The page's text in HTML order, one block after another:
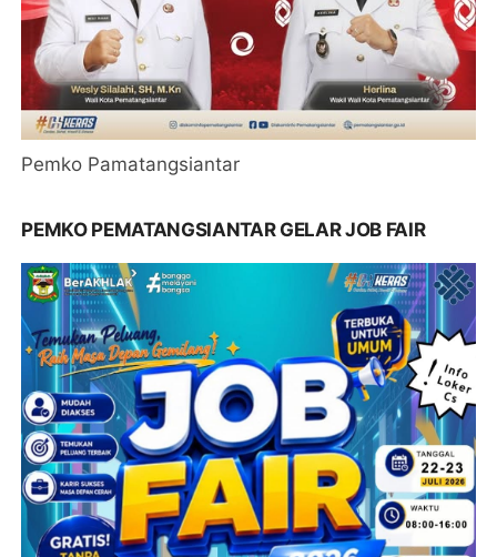
Pemko Pamatangsiantar
PEMKO PEMATANGSIANTAR GELAR JOB FAIR